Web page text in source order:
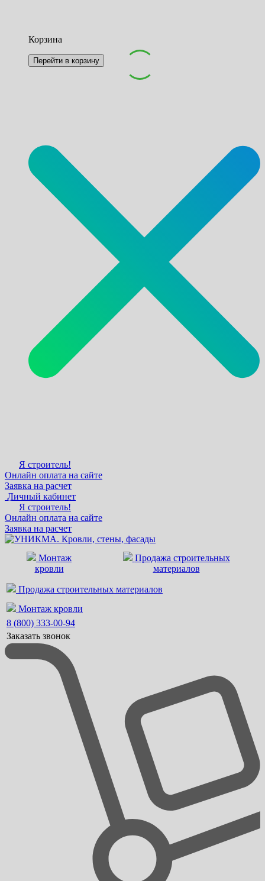
Корзина
Перейти в корзину
Я строитель!
Онлайн оплата на сайте
Заявка на расчет
Личный кабинет
Я строитель!
Онлайн оплата на сайте
Заявка на расчет
Монтаж
кровли
Продажа строительных
материалов
Продажа строительных материалов
Монтаж кровли
8 (800) 333-00-94
Заказать звонок